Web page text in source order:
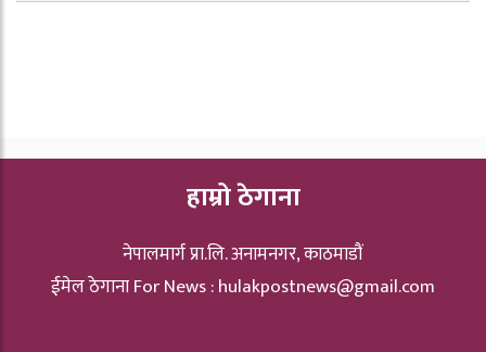
हाम्रो ठेगाना
नेपालमार्ग प्रा.लि. अनामनगर, काठमाडौं
ईमेल ठेगाना For News :hulakpostnews@gmail.com